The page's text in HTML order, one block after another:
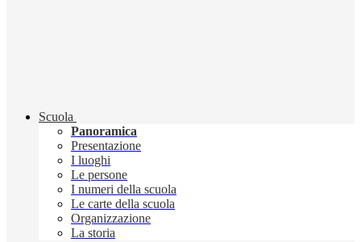
Scuola
Panoramica
Presentazione
I luoghi
Le persone
I numeri della scuola
Le carte della scuola
Organizzazione
La storia